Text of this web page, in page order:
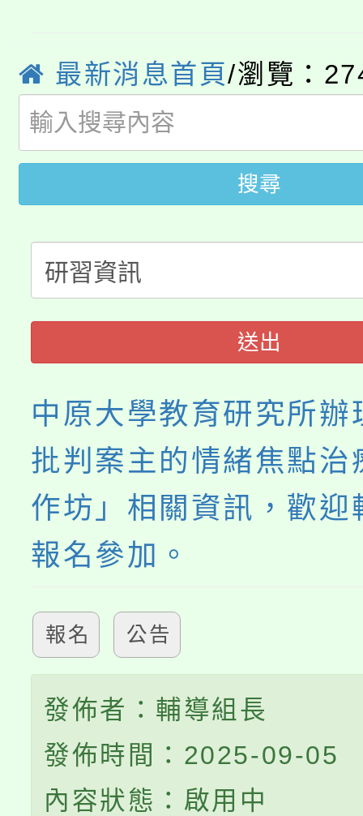
系所師生報名參加。
學籍身 分審查程序及
版
淨零綠領人才培育課程
公告本校115學年度第
代理(課)教師甄選結果(
「2026金融保險知識
桃園市115學年度學生
生本土語及新住民語歌
代理(課)教師甄選結果(
公告本校115學年度第
代理(課)教師甄選結果(
《TA101》溝通分析基
程，歡迎學生輔導中心
心理、諮商輔導、社會
系所師生報名參加。
最新消息首頁/瀏覽：
搜尋
送出
中原大學教育研究所辦
批判案主的情緒焦點治
作坊」相關資訊，歡迎
報名參加。
報名 公告
發佈者：輔導組長
發佈時間：2025-09-05
內容狀態：啟用中